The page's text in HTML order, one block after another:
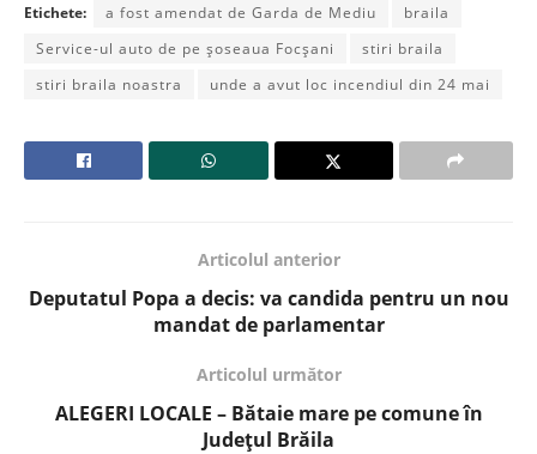
Etichete: a fost amendat de Garda de Mediu
braila
Service-ul auto de pe șoseaua Focșani
stiri braila
stiri braila noastra
unde a avut loc incendiul din 24 mai
Articolul anterior
Deputatul Popa a decis: va candida pentru un nou
mandat de parlamentar
Articolul următor
ALEGERI LOCALE – Bătaie mare pe comune în
Județul Brăila